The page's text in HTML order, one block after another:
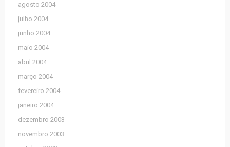
agosto 2004
julho 2004
junho 2004
maio 2004
abril 2004
março 2004
fevereiro 2004
janeiro 2004
dezembro 2003
novembro 2003